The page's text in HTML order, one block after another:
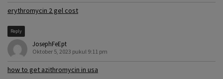
erythromycin 2 gel cost
Reply
JosephFeEpt
Oktober 5, 2023 pukul 9:11 pm
how to get azithromycin in usa